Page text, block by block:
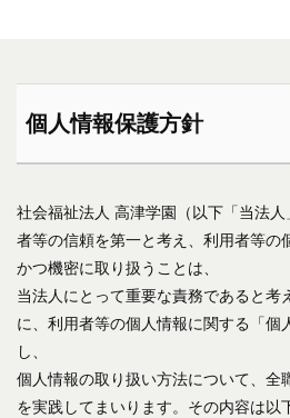
個人情報保護方針
社会福祉法人 高津学園（以下「当法
者等の信頼を第一と考え、利用者等の
かつ機密に取り扱うことは、
当法人にとって重要な責務であると考
に、利用者等の個人情報に関する「個
し、
個人情報の取り扱い方法について、全
を実践してまいります。その内容は以